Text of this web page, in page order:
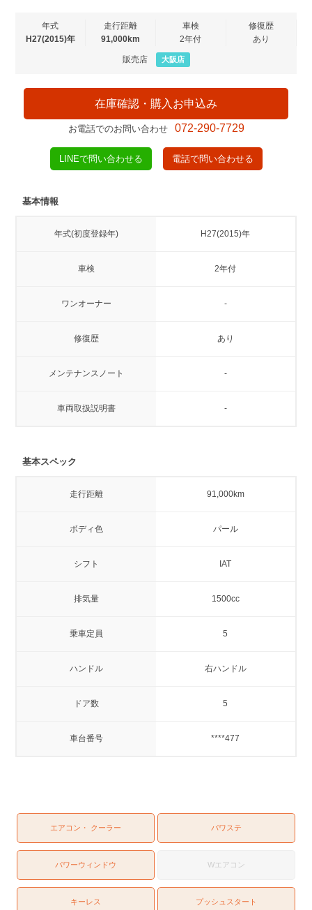
年式
H27(2015)年
走行距離
91,000km
車検
2年付
修復歴
あり
販売店 大阪店
在庫確認・購入お申込み
お電話でのお問い合わせ 072-290-7729
LINEで問い合わせる 電話で問い合わせる
基本情報
年式(初度登録年) H27(2015)年
車検 2年付
ワンオーナー -
修復歴 あり
メンテナンスノート -
車両取扱説明書 -
基本スペック
走行距離 91,000km
ボディ色 パール
シフト IAT
排気量 1500cc
乗車定員 5
ハンドル 右ハンドル
ドア数 5
車台番号 ****477
エアコン・ クーラー パワステ
パワーウィンドウ Wエアコン
キーレス プッシュスタート